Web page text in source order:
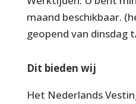
maand beschikbaar.
geopend van dinsdag
Dit bieden wij
Het Nederlands